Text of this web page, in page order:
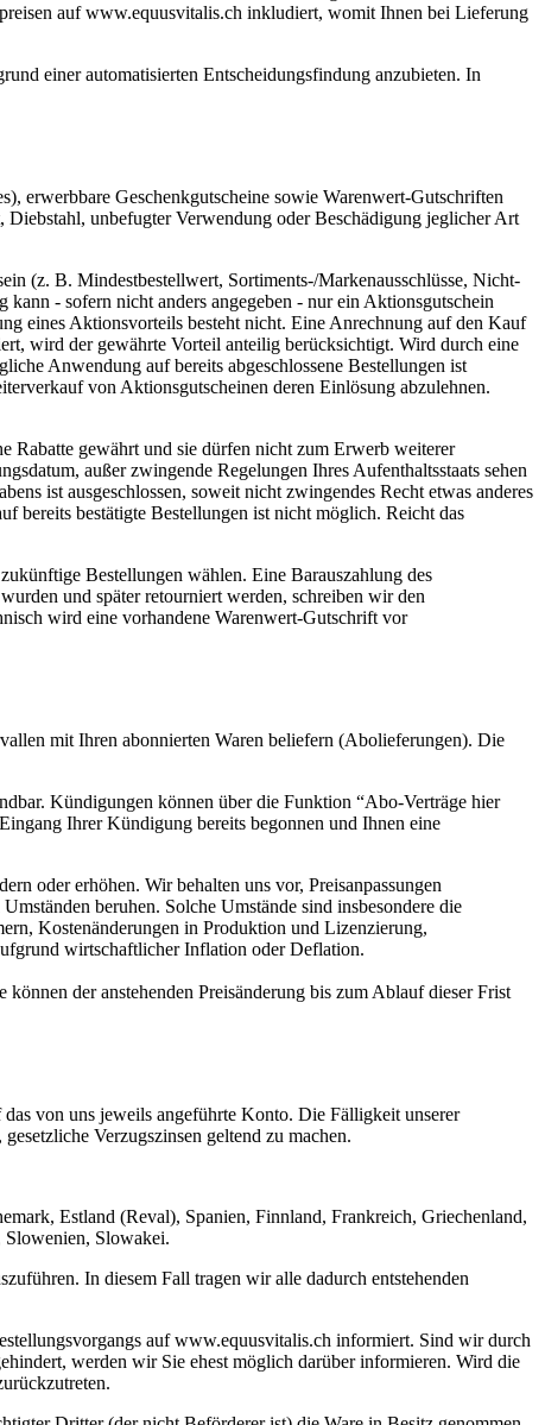
auf www.equusvitalis.ch inkludiert, womit Ihnen bei Lieferung
einer automatisierten Entscheidungsfindung anzubieten. In
erwerbbare Geschenkgutscheine sowie Warenwert-Gutschriften
unbefugter Verwendung oder Beschädigung jeglicher Art
(z. B. Mindestbestellwert, Sortiments-/Markenausschlüsse, Nicht-
- sofern nicht anders angegeben - nur ein Aktionsgutschein
eines Aktionsvorteils besteht nicht. Eine Anrechnung auf den Kauf
wird der gewährte Vorteil anteilig berücksichtigt. Wird durch eine
Anwendung auf bereits abgeschlossene Bestellungen ist
von Aktionsgutscheinen deren Einlösung abzulehnen.
gewährt und sie dürfen nicht zum Erwerb weiterer
außer zwingende Regelungen Ihres Aufenthaltsstaats sehen
ist ausgeschlossen, soweit nicht zwingendes Recht etwas anderes
bereits bestätigte Bestellungen ist nicht möglich. Reicht das
Bestellungen wählen. Eine Barauszahlung des
und später retourniert werden, schreiben wir den
wird eine vorhandene Warenwert-Gutschrift vor
mit Ihren abonnierten Waren beliefern (Abolieferungen). Die
Kündigungen können über die Funktion “Abo-Verträge hier
Ihrer Kündigung bereits begonnen und Ihnen eine
oder erhöhen. Wir behalten uns vor, Preisanpassungen
beruhen. Solche Umstände sind insbesondere die
Kostenänderungen in Produktion und Lizenzierung,
wirtschaftlicher Inflation oder Deflation.
der anstehenden Preisänderung bis zum Ablauf dieser Frist
von uns jeweils angeführte Konto. Die Fälligkeit unserer
Verzugszinsen geltend zu machen.
Estland (Reval), Spanien, Finnland, Frankreich, Griechenland,
Slowakei.
In diesem Fall tragen wir alle dadurch entstehenden
auf www.equusvitalis.ch informiert. Sind wir durch
werden wir Sie ehest möglich darüber informieren. Wird die